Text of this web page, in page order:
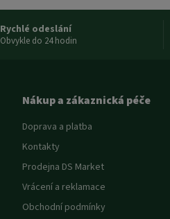
Rychlé odeslání
Obvykle do 24 hodin
Nákup a zákaznická péče
Doprava a platba
Kontakty
Prodejna DS Market
Vrácení a reklamace
Obchodní podmínky